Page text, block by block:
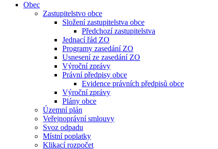
Obec
Zastupitelstvo obce
Složení zastupitelstva obce
Předchozí zastupitelstva
Jednací řád ZO
Programy zasedání ZO
Usnesení ze zasedání ZO
Výroční zprávy
Právní předpisy obce
Evidence právních předpisů obce
Výroční zprávy
Plány obce
Územní plán
Veřejnoprávní smlouvy
Svoz odpadu
Místní poplatky
Klikací rozpočet